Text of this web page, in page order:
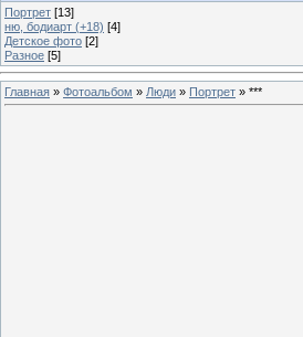
Портрет [13]
ню, бодиарт (+18) [4]
Детское фото [2]
Разное [5]
Главная » Фотоальбом » Люди » Портрет » ***